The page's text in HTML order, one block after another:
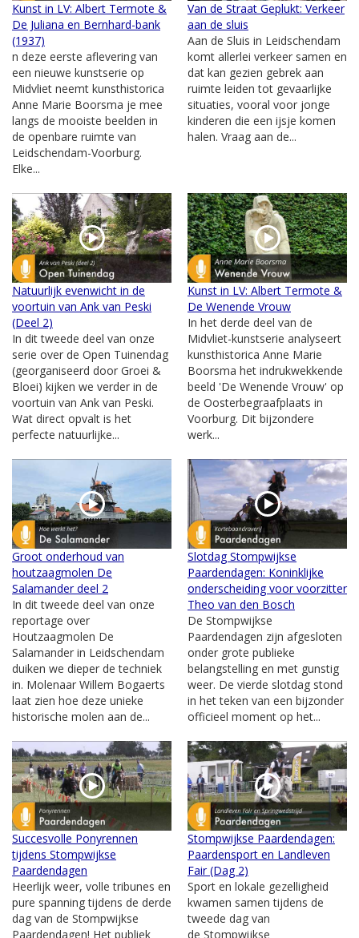
Kunst in LV: Albert Termote &
De Juliana en Bernhard-bank
(1937)
n deze eerste aflevering van
een nieuwe kunstserie op
Midvliet neemt kunsthistorica
Anne Marie Boorsma je mee
langs de mooiste beelden in
de openbare ruimte van
Leidschendam-Voorburg.
Elke...
Van de Straat Geplukt: Verkeer
aan de sluis
Aan de Sluis in Leidschendam
komt allerlei verkeer samen en
dat kan gezien gebrek aan
ruimte leiden tot gevaarlijke
situaties, vooral voor jonge
kinderen die een ijsje komen
halen. Vraag aan de...
Natuurlijk evenwicht in de
voortuin van Ank van Peski
(Deel 2)
In dit tweede deel van onze
serie over de Open Tuinendag
(georganiseerd door Groei &
Bloei) kijken we verder in de
voortuin van Ank van Peski.
Wat direct opvalt is het
perfecte natuurlijke...
Kunst in LV: Albert Termote &
De Wenende Vrouw
In het derde deel van de
Midvliet-kunstserie analyseert
kunsthistorica Anne Marie
Boorsma het indrukwekkende
beeld 'De Wenende Vrouw' op
de Oosterbegraafplaats in
Voorburg. Dit bijzondere
werk...
Groot onderhoud van
houtzaagmolen De
Salamander deel 2
In dit tweede deel van onze
reportage over
Houtzaagmolen De
Salamander in Leidschendam
duiken we dieper de techniek
in. Molenaar Willem Bogaerts
laat zien hoe deze unieke
historische molen aan de...
Slotdag Stompwijkse
Paardendagen: Koninklijke
onderscheiding voor voorzitter
Theo van den Bosch
De Stompwijkse
Paardendagen zijn afgesloten
onder grote publieke
belangstelling en met gunstig
weer. De vierde slotdag stond
in het teken van een bijzonder
officieel moment op het...
Succesvolle Ponyrennen
tijdens Stompwijkse
Paardendagen
Heerlijk weer, volle tribunes en
pure spanning tijdens de derde
dag van de Stompwijkse
Paardendagen! Het publiek
Stompwijkse Paardendagen:
Paardensport en Landleven
Fair (Dag 2)
Sport en lokale gezelligheid
kwamen samen tijdens de
tweede dag van
de Stompwijkse